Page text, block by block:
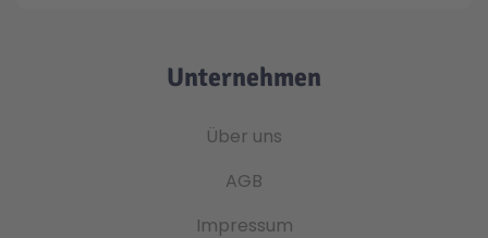
Unternehmen
Über uns
AGB
Impressum